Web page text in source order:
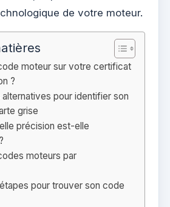
de votre moteur.
moteur sur votre certificat
?
pour identifier son
grise
précision est-elle
moteurs par
pour trouver son code